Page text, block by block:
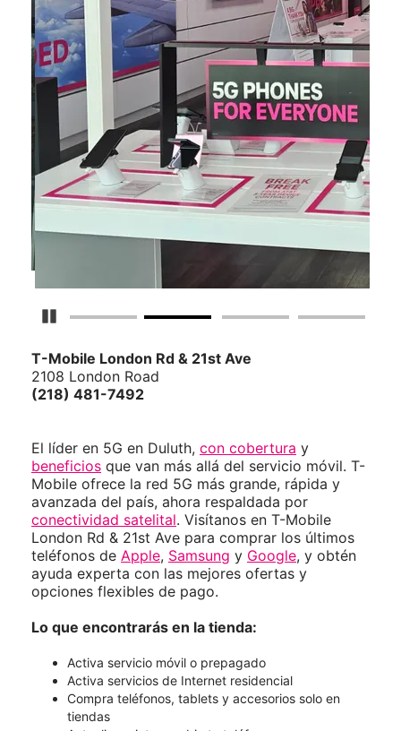
Detener carrusel
T-Mobile London Rd & 21st Ave
2108 London Road
(218) 481-7492
El líder en 5G en Duluth, con cobertura y
beneficios que van más allá del servicio móvil. T-
Mobile ofrece la red 5G más grande, rápida y
avanzada del país, ahora respaldada por
conectividad satelital. Visítanos en T-Mobile
London Rd & 21st Ave para comprar los últimos
teléfonos de Apple, Samsung y Google, y obtén
ayuda experta con las mejores ofertas y
opciones flexibles de pago.
Lo que encontrarás en la tienda:
Activa servicio móvil o prepagado
Activa servicios de Internet residencial
Compra teléfonos, tablets y accesorios solo en
tiendas